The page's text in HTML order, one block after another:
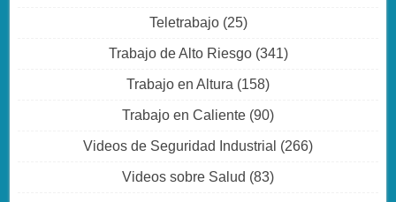
Teletrabajo(25)
Trabajo de Alto Riesgo(341)
Trabajo en Altura (158)
Trabajo en Caliente (90)
Videos de Seguridad Industrial (266)
Videos sobre Salud (83)